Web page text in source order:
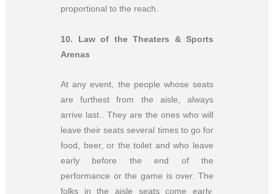
proportional to the reach.
10.
Law of the Theaters & Sports
Arenas
At any event, the people whose seats
are furthest from the aisle, always
arrive last.. They are the ones who will
leave their seats several times to go for
food, beer, or the toilet and who leave
early before the end of the
performance or the game is over. The
folks in the aisle seats come early,